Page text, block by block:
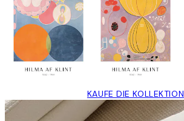
KAUFE DIE KOLLEKTION